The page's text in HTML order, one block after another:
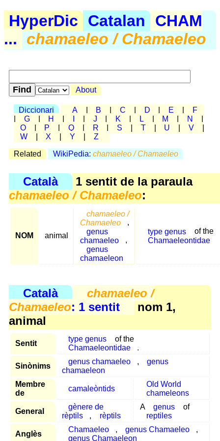
HyperDic Catalan
CHAM
...
chamaeleo / Chamaeleo
About
Diccionari A B C D E
F
G H J K L M N
O
P Q R S T U V
W
X Y Z
Related WikiPedia: chamaeleo / Chamaeleo
Català
1 sentit de la paraula
chamaeleo / Chamaeleo:
NOM animal
chamaeleo /
Chamaeleo
,
genus
chamaeleo
,
genus
chamaeleon
type genus
of the
Chamaeleontidae
Català
chamaeleo /
Chamaeleo: 1 sentit
nom 1,
animal
Sentit
type genus
of the
Chamaeleontidae
.
Sinònims
genus chamaeleo ,
genus
chamaeleon
Membre
de
camaleòntids
Old World
chameleons
General
gènere de
rèptils
, rèptils
A genus
of
reptiles
Anglès
Chamaeleo , genus Chamaeleo
,
genus Chamaeleon